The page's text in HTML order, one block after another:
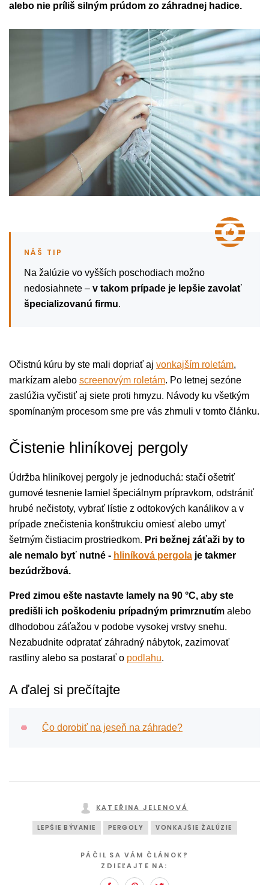
alebo nie príliš silným prúdom zo záhradnej hadice.
Na žalúzie vo vyšších poschodiach možno
nedosiahnete – v takom prípade je lepšie zavolať
špecializovanú firmu.
Očistnú kúru by ste mali dopriať aj vonkajším roletám,
markízam alebo screenovým roletám. Po letnej sezóne
zaslúžia vyčistiť aj siete proti hmyzu. Návody ku všetkým
spomínaným procesom sme pre vás zhrnuli v tomto článku.
Čistenie hliníkovej pergoly
Údržba hliníkovej pergoly je jednoduchá: stačí ošetriť
gumové tesnenie lamiel špeciálnym prípravkom, odstrániť
hrubé nečistoty, vybrať lístie z odtokových kanálikov a v
prípade znečistenia konštrukciu omiesť alebo umyť
šetrným čistiacim prostriedkom. Pri bežnej záťaži by to
ale nemalo byť nutné - hliníková pergola je takmer
bezúdržbová.
Pred zimou ešte nastavte lamely na 90 °C, aby ste
predišli ich poškodeniu prípadným primrznutím alebo
dlhodobou záťažou v podobe vysokej vrstvy snehu.
Nezabudnite odpratať záhradný nábytok, zazimovať
rastliny alebo sa postarať o podlahu.
A ďalej si prečítajte
Čo dorobiť na jeseň na záhrade?
KATEŘINA JELENOVÁ
LEPŠIE BÝVANIE PERGOLY VONKAJŠIE ŽALÚZIE
PÁČIL SA VÁM ČLÁNOK?
ZDIEĽAJTE NA: